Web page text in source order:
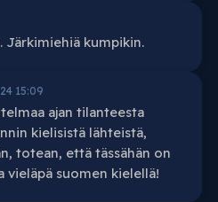
Järkimiehiä kumpikin.
15:09
ajan tilanteesta
kielisistä lähteistä,
totean, että tässähän on
vieläpä suomen kielellä!